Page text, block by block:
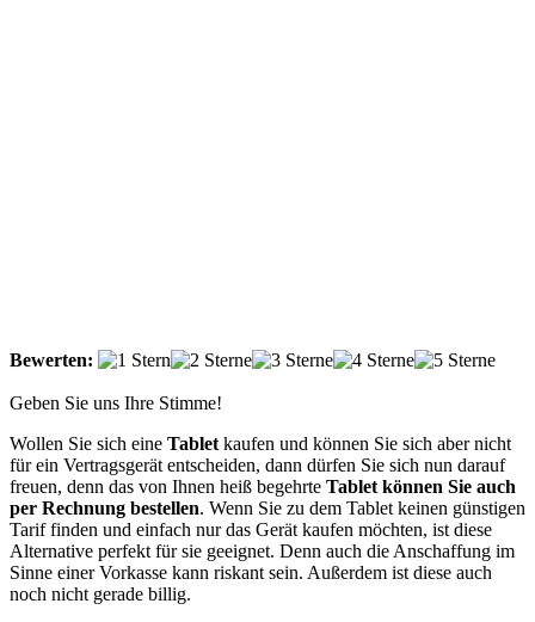
Bewerten:
Geben Sie uns Ihre Stimme!
Wollen Sie sich eine Tablet kaufen und können Sie sich aber nicht
für ein Vertragsgerät entscheiden, dann dürfen Sie sich nun darauf
freuen, denn das von Ihnen heiß begehrte Tablet können Sie auch
per Rechnung bestellen. Wenn Sie zu dem Tablet keinen günstigen
Tarif finden und einfach nur das Gerät kaufen möchten, ist diese
Alternative perfekt für sie geeignet. Denn auch die Anschaffung im
Sinne einer Vorkasse kann riskant sein. Außerdem ist diese auch
noch nicht gerade billig.